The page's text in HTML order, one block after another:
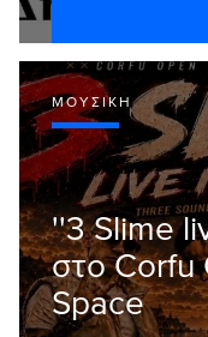
ΜΟΥΣΙΚΉ
''3 Slime
στο Corfu
Space